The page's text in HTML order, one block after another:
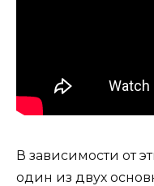
В зависимости от
один из двух